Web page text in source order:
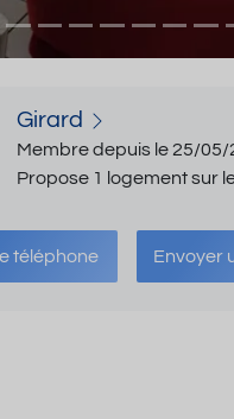
Girard
Membre depuis le 25/05/
Propose 1 logement sur
téléphone Envoyer